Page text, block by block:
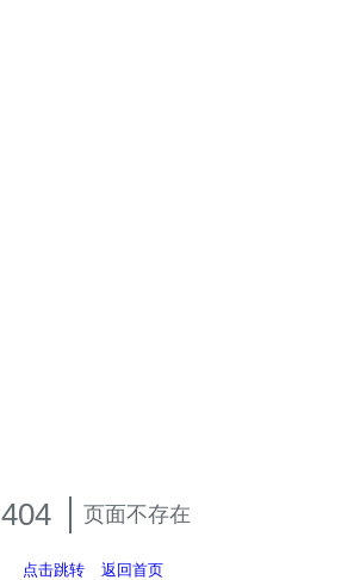
404 页面不存在
点击跳转 返回首页